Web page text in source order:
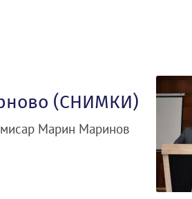
(СНИМКИ)
Марин Маринов